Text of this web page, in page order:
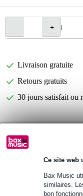
Ce site web
Bax Music
similaires.
bon
Livraison gratuite
Retours gratuits
30 jours satisfait ou
Informations
Afficher toutes les
Autres variantes